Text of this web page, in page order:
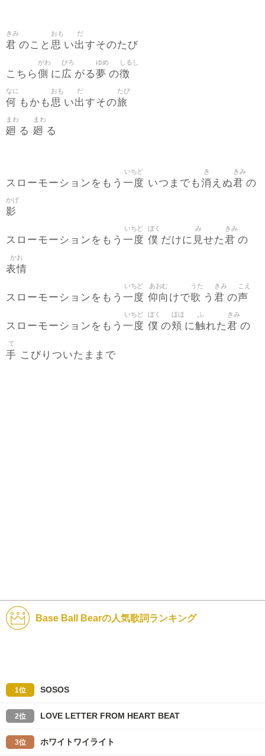
君
きみ
のこと 思
おも
い出
だ
すそのたび
こちら側
がわ
に 広
ひろ
がる夢
ゆめ
の徴
しるし
何
なに
もかも思
おも
い出
だ
すその旅
たび
廻
まわ
る 廻
まわ
る
スローモーションをもう 一度
いちど
いつまでも消
き
えぬ君
きみ
の
影
かげ
スローモーションをもう 一度
いちど
僕
ぼく
だけに 見
み
せた君
きみ
の
表情
かお
スローモーションをもう 一度
いちど
仰向
あおむ
けで歌
うた
う 君
きみ
の声
こえ
スローモーションをもう 一度
いちど
僕
ぼく
の頬
ほほ
に触
ふ
れた君
きみ
の
手
て
こびりついたままで
Base Ball Bearの人気歌詞ランキング
1位 SOSOS
2位 LOVE LETTER FROM HEART BEAT
3位 ホワイトワイライト